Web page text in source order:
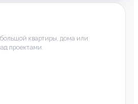
квартиры, дома или
проектами.